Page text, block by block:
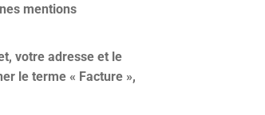
mentions
votre adresse et le
le terme « Facture »,